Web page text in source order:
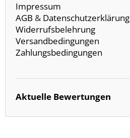
Impressum
AGB & Datenschutzerklärung
Widerrufsbelehrung
Versandbedingungen
Zahlungsbedingungen
Aktuelle Bewertungen